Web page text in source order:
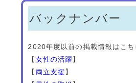
バックナンバー
2020年度以前の掲載情報はこち
【 女性の活躍】
【 両立支援 】